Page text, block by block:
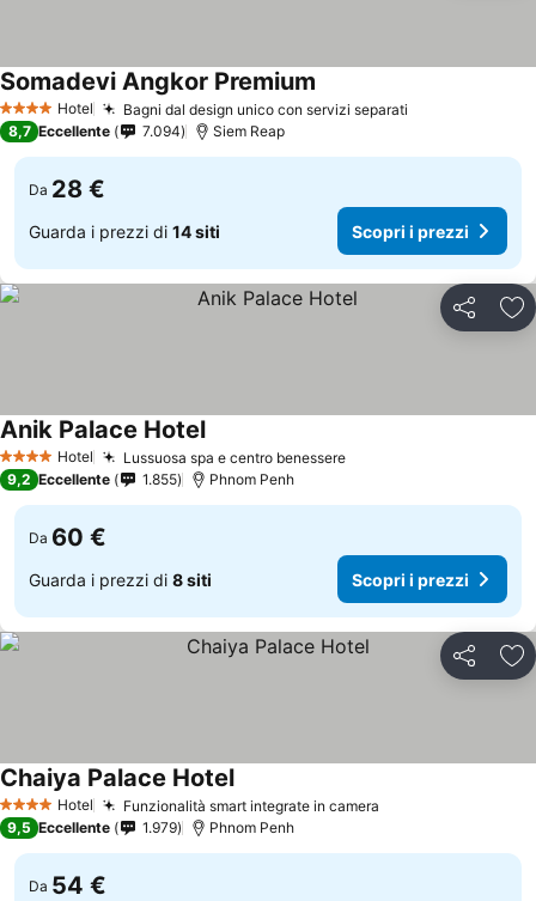
4 Stelle Hotel Bagni dal design unico con servizi separati
Somadevi Angkor Premium
8,7 Eccellente 7.094 Siem Reap
Da 28 €
Guarda i prezzi di 14 siti Scopri i prezzi
Condividi
4 Stelle Hotel Lussuosa spa e centro benessereScopri i prezzi
Anik Palace HotelScopri i prezzi
9,2 Eccellente 1.855 Phnom Penh
Da 60 €
Guarda i prezzi di 8 siti Scopri i prezzi
Condividi
4 Stelle Hotel Funzionalità smart integrate in camera
Chaiya Palace HotelScopri i prezzi
9,5 Eccellente 1.979 Phnom Penh
Da 54 €